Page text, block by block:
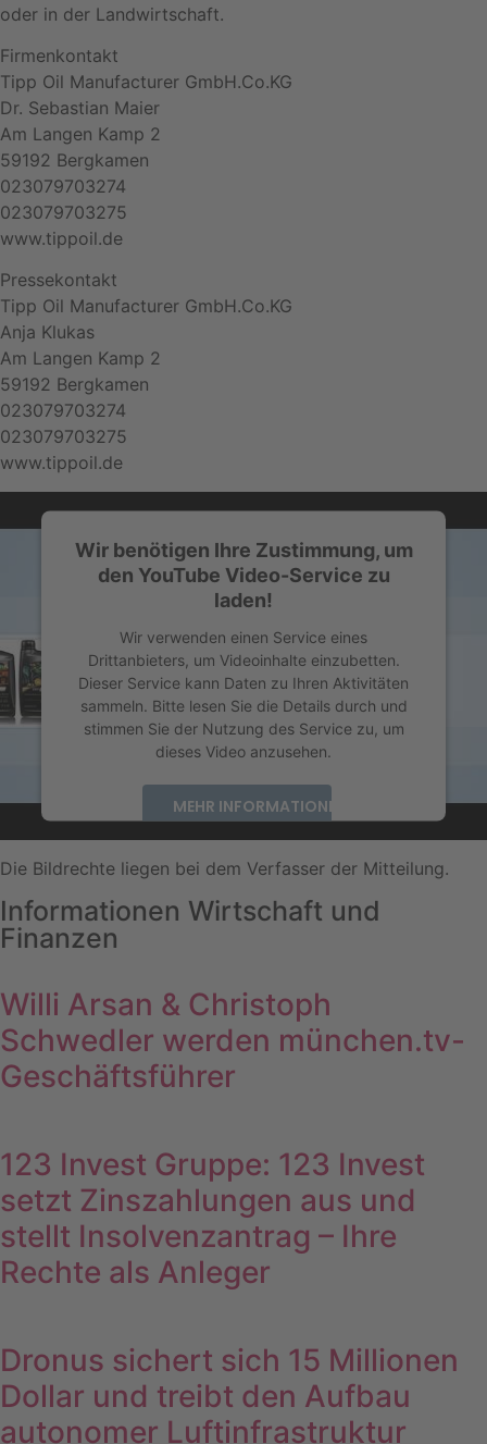
oder in der Landwirtschaft.
Firmenkontakt
Tipp Oil Manufacturer GmbH.Co.KG
Dr. Sebastian Maier
Am Langen Kamp 2
59192 Bergkamen
023079703274
023079703275
www.tippoil.de
Pressekontakt
Tipp Oil Manufacturer GmbH.Co.KG
Anja Klukas
Am Langen Kamp 2
59192 Bergkamen
023079703274
023079703275
www.tippoil.de
Wir benötigen Ihre Zustimmung, um
den YouTube Video-Service zu
laden!
Wir verwenden einen Service eines
Drittanbieters, um Videoinhalte einzubetten.
Dieser Service kann Daten zu Ihren Aktivitäten
sammeln. Bitte lesen Sie die Details durch und
stimmen Sie der Nutzung des Service zu, um
dieses Video anzusehen.
MEHR INFORMATIONEN
AKZEPTIEREN
powered by Usercentrics Consent Management
Platform &eRecht24
Die Bildrechte liegen bei dem Verfasser der Mitteilung.
Informationen Wirtschaft und
Finanzen
Willi Arsan & Christoph
Schwedler werden münchen.tv-
Geschäftsführer
123 Invest Gruppe: 123 Invest
setzt Zinszahlungen aus und
stellt Insolvenzantrag – Ihre
Rechte als Anleger
Dronus sichert sich 15 Millionen
Dollar und treibt den Aufbau
autonomer Luftinfrastruktur